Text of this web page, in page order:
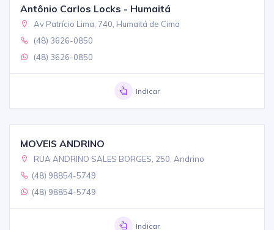
Antônio Carlos Locks - Humaitá
Av Patrício Lima, 740, Humaitá de Cima
(48) 3626-0850
(48) 3626-0850
Indicar
MOVEIS ANDRINO
RUA ANDRINO SALES BORGES, 250, Andrino
(48) 98854-5749
(48) 98854-5749
Indicar